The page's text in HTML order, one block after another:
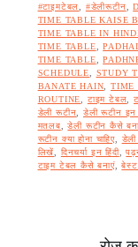
#टाइमटेबल, #डेलीरूटीन,
TIME TABLE KAISE
TIME TABLE IN
TIME TABLE,
TIME TABLE,
SCHEDULE, STUDY
BANATE HAIN, TIME
ROUTINE, टाइम टेबल,
डेली रूटीन, डेली रूटीन इन
मतलब,डेली रूटीन कैसे
रूटीन क्या होना चाहिए, डेली
लिखें, दिनचर्या इन हिंदी,
टाइम टेबल कैसे बनाएं,